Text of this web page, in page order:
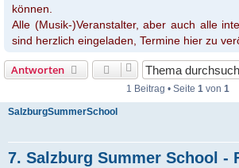
können.
Alle (Musik-)Veranstalter, aber auch alle
sind herzlich eingeladen, Termine hier zu
Antworten
1 Beitrag • Seite 1 von 1
SalzburgSummerSchool
7. Salzburg Summer School -